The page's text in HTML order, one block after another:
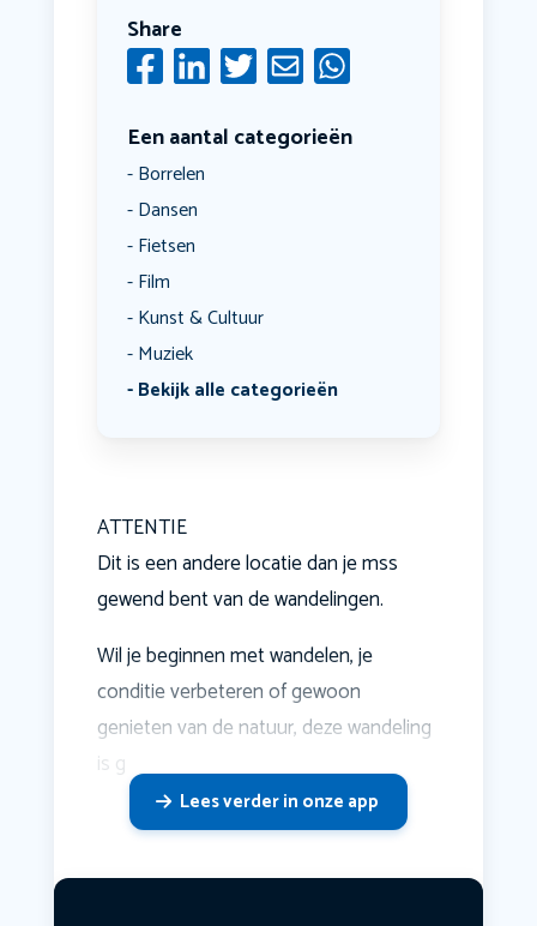
Share
Een aantal categorieën
Borrelen
Dansen
Fietsen
Film
Kunst & Cultuur
Muziek
Bekijk alle categorieën
ATTENTIE
Dit is een andere locatie dan je mss
gewend bent van de wandelingen.
Wil je beginnen met wandelen, je
conditie verbeteren of gewoon
genieten van de natuur, deze wandeling
is g
Lees verder in onze app